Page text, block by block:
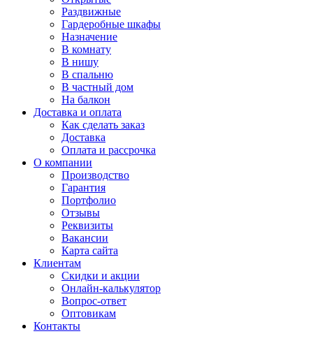
Раздвижные
Гардеробные шкафы
Назначение
В комнату
В нишу
В спальню
В частный дом
На балкон
Доставка и оплата
Как сделать заказ
Доставка
Оплата и рассрочка
О компании
Производство
Гарантия
Портфолио
Отзывы
Реквизиты
Вакансии
Карта сайта
Клиентам
Скидки и акции
Онлайн-калькулятор
Вопрос-ответ
Оптовикам
Контакты